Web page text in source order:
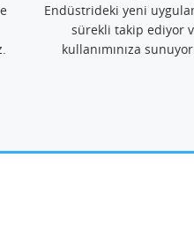
Endüstrideki yeni
sürekli takip ediyor
kullanımınıza